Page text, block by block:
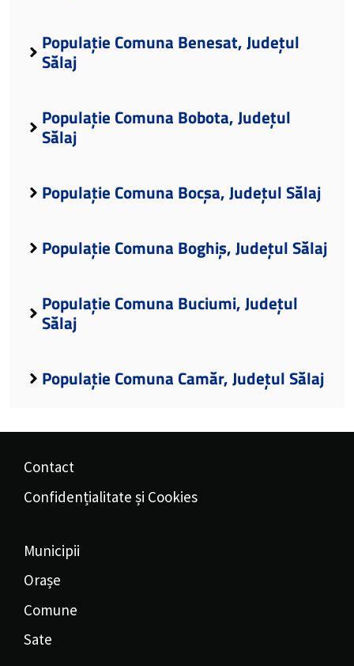
Populație Comuna Benesat, Județul
Sălaj
Populație Comuna Bobota, Județul
Sălaj
Populație Comuna Bocșa, Județul Sălaj
Populație Comuna Boghiș, Județul Sălaj
Populație Comuna Buciumi, Județul
Sălaj
Populație Comuna Camăr, Județul Sălaj
Contact
Confidențialitate și Cookies
Municipii
Orașe
Comune
Sate